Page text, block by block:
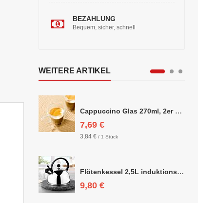
BEZAHLUNG
Bequem, sicher, schnell
WEITERE ARTIKEL
Cappuccino Glas 270ml, 2er Set doppelwandig, ca. 8,5 x 10cm
7,69 €
3,84 € / 1 Stück
Flötenkessel 2,5L induktionsgeeignet
9,80 €